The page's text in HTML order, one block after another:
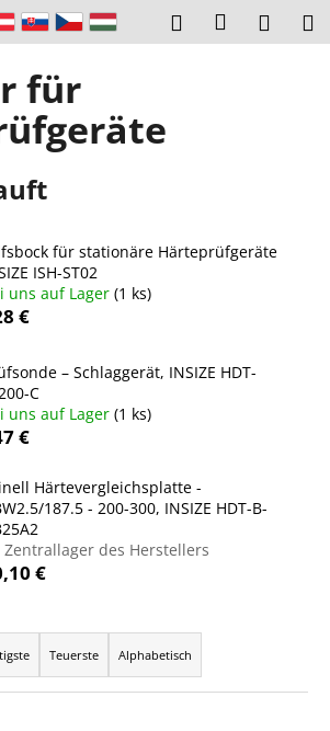
SuchenLogin
für
für stationäre Härteprüfgeräte
ISH-ST02
uns auf Lager (1 ks)
€
– Schlaggerät, INSIZE HDT-
C
uns auf Lager (1 ks)
€
Härtevergleichsplatte -
187.5 - 200-300, INSIZE HDT-B-
Zentrallager des Herstellers
€
Teuerste Alphabetisch